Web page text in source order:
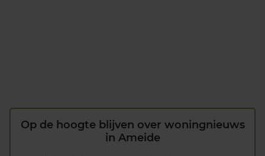
Op de hoogte blijven over woningnieuws
in Ameide